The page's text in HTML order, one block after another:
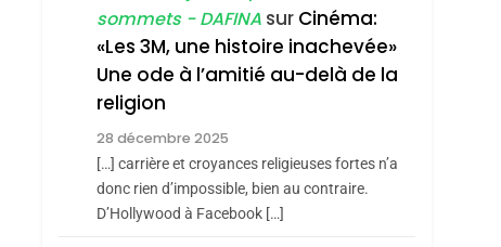
sommets - DAFINA sur Cinéma:
«Les 3M, une histoire inachevée»
Une ode à l’amitié au-delà de la
religion
28 décembre 2025
[…] carrière et croyances religieuses fortes n’a
donc rien d’impossible, bien au contraire.
D’Hollywood à Facebook […]